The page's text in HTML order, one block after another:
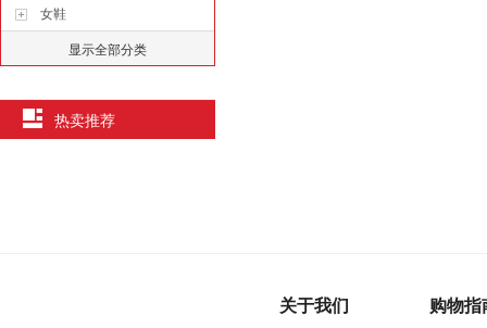
女鞋
显示全部分类
热卖推荐
关于我们 购物指